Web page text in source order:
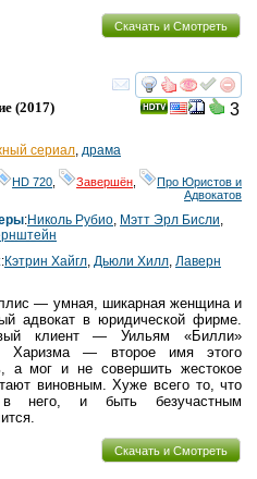
Скачать и Смотреть
смотреть
3
(2017)
сериал, драма
HD 720 Завершён
Про Юристов и
Адвокатов
:Николь Рубио, Мэтт Эрл Бисли,
:Кэтрин Хайгл, Дьюли Хилл, Лаверн
— умная, шикарная женщина и
адвокат в юридической фирме.
клиент — Уильям «Билли»
Харизма — второе имя этого
а мог и не совершить жестокое
виновным. Хуже всего то, что
него, и быть безучастным
Скачать и Смотреть